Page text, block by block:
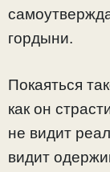
гордыни.
Покаяться
как он
не видит
видит